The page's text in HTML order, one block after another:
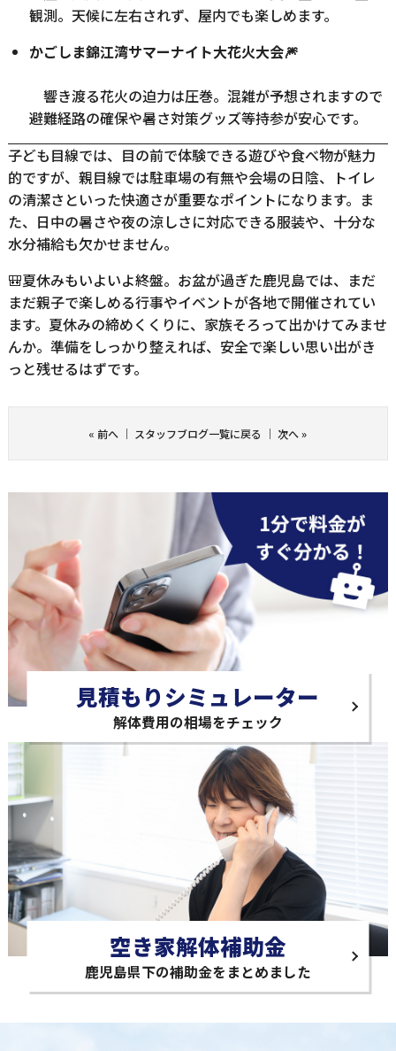
観測。天候に左右されず、屋内でも楽しめます。
かごしま錦江湾サマーナイト大花火大会🎆
響き渡る花火の迫力は圧巻。混雑が予想されますので
避難経路の確保や暑さ対策グッズ等持参が安心です。
子ども目線では、目の前で体験できる遊びや食べ物が魅力
的ですが、親目線では駐車場の有無や会場の日陰、トイレ
の清潔さといった快適さが重要なポイントになります。ま
た、日中の暑さや夜の涼しさに対応できる服装や、十分な
水分補給も欠かせません。
🎒夏休みもいよいよ終盤。お盆が過ぎた鹿児島では、まだ
まだ親子で楽しめる行事やイベントが各地で開催されてい
ます。夏休みの締めくくりに、家族そろって出かけてみませ
んか。準備をしっかり整えれば、安全で楽しい思い出がき
っと残せるはずです。
« 前へ ｜ スタッフブログ一覧に戻る ｜次へ»
見積もりシミュレーター
解体費用の相場をチェック
空き家解体補助金
鹿児島県下の補助金をまとめました